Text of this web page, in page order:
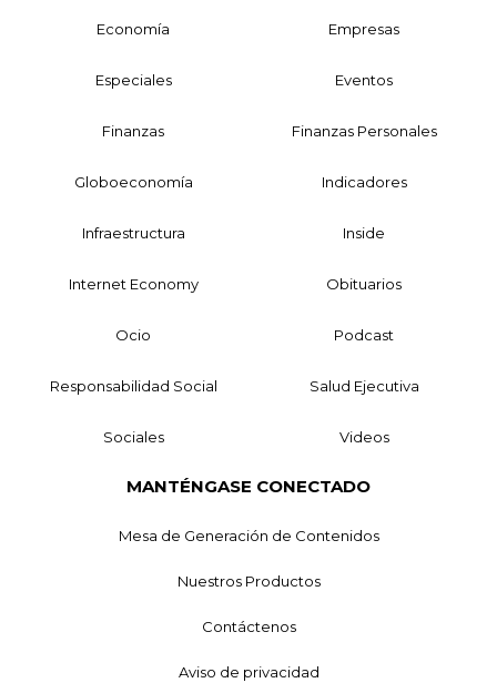
Economía Empresas
Especiales Eventos
Finanzas Finanzas Personales
Globoeconomía Indicadores
Infraestructura Inside
Internet Economy Obituarios
Ocio Podcast
Responsabilidad Social Salud Ejecutiva
Sociales Videos
MANTÉNGASE CONECTADO
Mesa de Generación de Contenidos
Nuestros Productos
Contáctenos
Aviso de privacidad